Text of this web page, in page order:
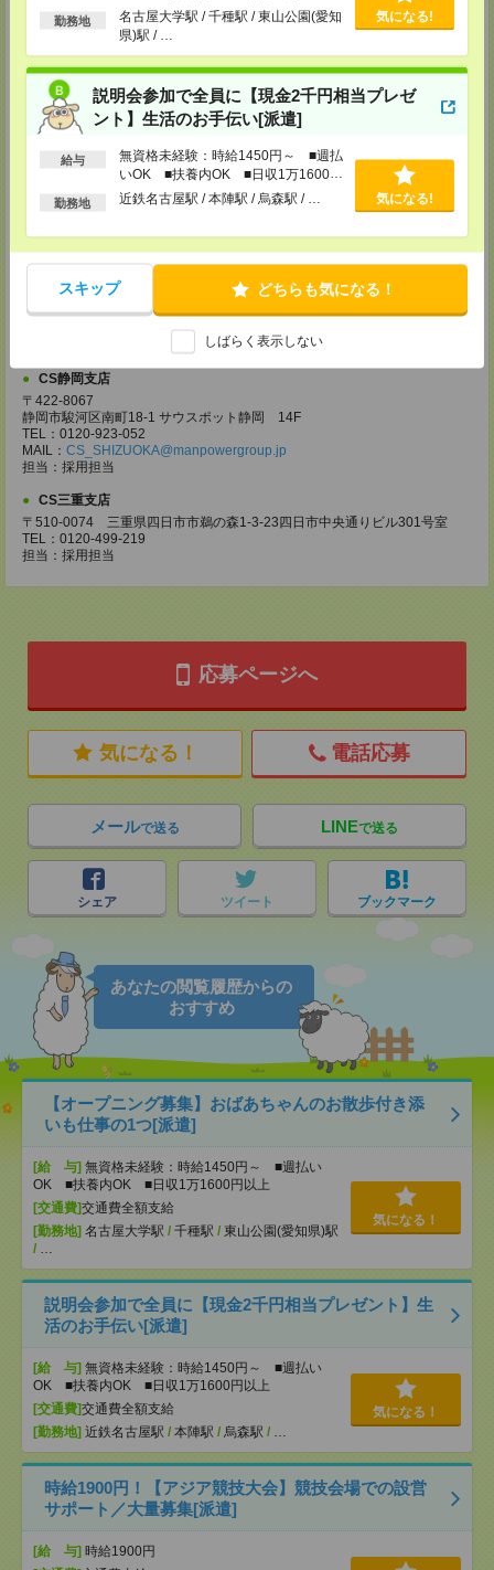
以上
勤務地
名古屋大学駅 / 千種駅 / 東山公園(愛知
県)駅 / …
気になる!
説明会参加で全員に【現金2千円相当プレゼ
ント】生活のお手伝い[派遣]
給与
無資格未経験：時給1450円～ ■週払
いOK ■扶養内OK ■日収1万1600円
以上
勤務地 近鉄名古屋駅 / 本陣駅 / 烏森駅 / … 気になる!
スキップ どちらも気になる！
しばらく表示しない
持ち物
【電話登録】
弊社HPよりマイページ作成をお願いします
電話での登録の際に、マイページ作成をいただいた旨をお伝えください。
所要時間
【電話登録】30分程度
・経験やご希望などをインタビュー
CS名古屋支店
〒460-0008
名古屋市中区栄 2-3-1 名古屋広小路ビルヂング 5F
TEL：0120-503-713
CS_NAGOYA@manpowergroup.jp
CS静岡支店
〒422-8067
静岡市駿河区南町18-1 サウスポット静岡 14F
TEL：0120-923-052
MAIL： CS_SHIZUOKA@manpowergroup.jp
担当：採用担当
CS三重支店
〒510-0074 三重県四日市市鵜の森1-3-23四日市中央通りビル301号室
TEL：0120-499-219
担当：採用担当
応募ページへ
気になる！ 電話応募
メールで送る LINEで送る
シェア ツイート ブックマーク
あなたの閲覧履歴からの
おすすめ
【オープニング募集】おばあちゃんのお散歩付き添
いも仕事の1つ[派遣]
[給 与] 無資格未経験：時給1450円～ ■週払い
OK ■扶養内OK ■日収1万1600円以上
[交通費]交通費全額支給
[勤務地] 名古屋大学駅 / 千種駅 / 東山公園(愛知県)駅
/ …
気になる！
説明会参加で全員に【現金2千円相当プレゼント】生
活のお手伝い[派遣]
[給 与] 無資格未経験：時給1450円～ ■週払い
OK ■扶養内OK ■日収1万1600円以上
[交通費]交通費全額支給
[勤務地] 近鉄名古屋駅 / 本陣駅 / 烏森駅 / …
気になる！
時給1900円！【アジア競技大会】競技会場での設営
サポート／大量募集[派遣]
[給 与] 時給1900円